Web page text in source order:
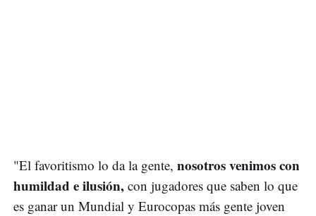
"El favoritismo lo da la gente, nosotros venimos con
humildad e ilusión, con jugadores que saben lo que
es ganar un Mundial y Eurocopas más gente joven